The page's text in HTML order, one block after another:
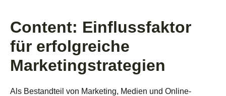
Content: Einflussfaktor
für erfolgreiche
Marketingstrategien
Als Bestandteil von Marketing, Medien und Online-